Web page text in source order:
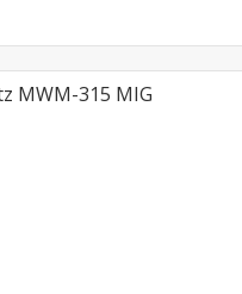
MWM-315 MIG